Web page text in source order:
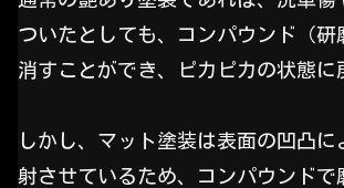
ついたとしても、コンパウンド（研
消すことができ、ピカピカの状態に
しかし、マット塗装は表面の凹凸に
射させているため、コンパウンドで